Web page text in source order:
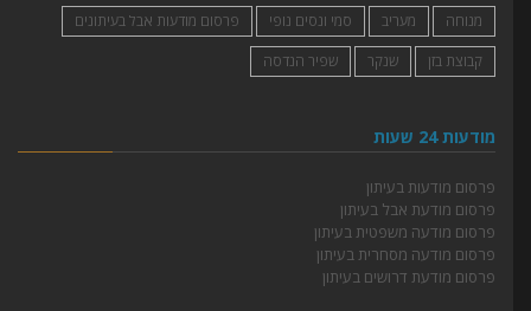
מנוחה
מעריב סמי ונסים נופי
פרסום מודעות אבל בעיתונים
קבוצת בזן
שנקר שפיר הנדסה
מודעות 24 שעות
פרסום מודעות בעיתון
פרסום מודעת אבל בעיתון
פרסום מודעה משפטית בעיתון
פרסום מודעה מסחרית בעיתון
פרסום מודעת דרושים בעיתון